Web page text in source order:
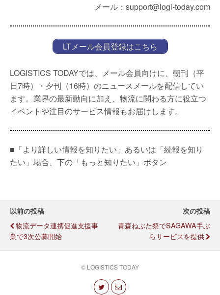
メール：support@logi-today.com
LTメール会員登録はこちら
LOGISTICS TODAYでは、メール会員向けに、朝刊（平
日7時）・夕刊（16時）のニュースメールを配信してい
ます。業界の最新動向に加え、物流に関わる方に役立つ
イベントや注目のサービス情報もお届けします。
■「より詳しい情報を知りたい」あるいは「続報を知り
たい」場合、下の「もっと知りたい」ボタン
以前の投稿
物流データ連携促進支援事
業で3次公募開始
次の投稿
青森ねぶた祭でSAGAWA手ぶ
らサービスを提供
© LOGISTICS TODAY